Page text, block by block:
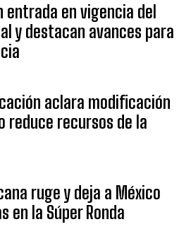
entrada en vigencia del
y destacan avances para
aclara modificación
reduce recursos de la
ruge y deja a México
en la Súper Ronda